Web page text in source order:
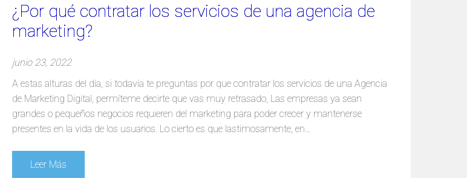
¿Por qué contratar los servicios de una agencia de
marketing?
junio 23, 2022
A estas alturas del día, si todavía te preguntas por que contratar los servicios de una Agencia
de Marketing Digital, permíteme decirte que vas muy retrasado, Las empresas ya sean
grandes o pequeños negocios requieren del marketing para poder crecer y mantenerse
presentes en la vida de los usuarios. Lo cierto es que lastimosamente, en…
Leer Más